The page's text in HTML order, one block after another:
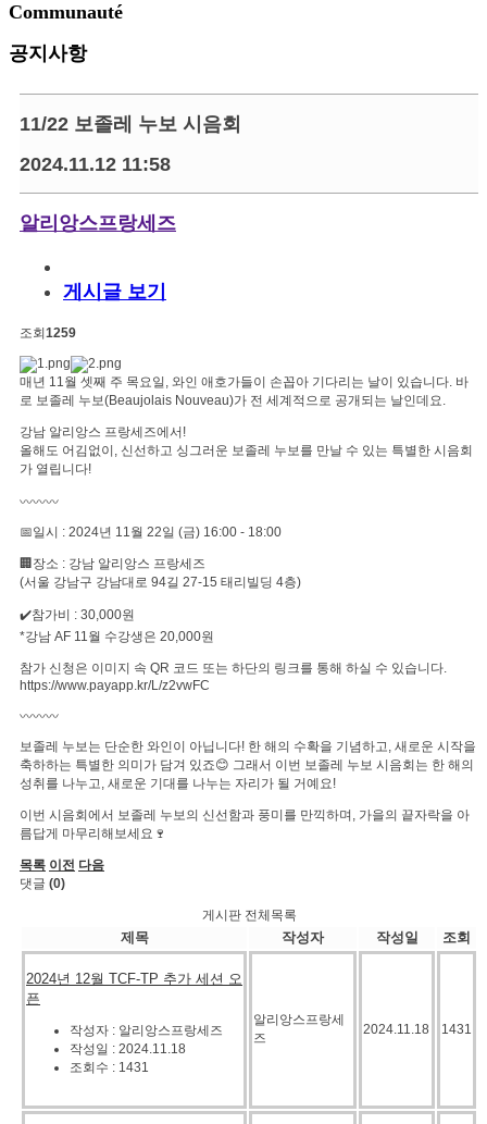
Communauté
공지사항
11/22 보졸레 누보 시음회
2024.11.12 11:58
알리앙스프랑세즈
게시글 보기
조회1259
매년 11월 셋째 주 목요일, 와인 애호가들이 손꼽아 기다리는 날이 있습니다. 바
로 보졸레 누보(Beaujolais Nouveau)가 전 세계적으로 공개되는 날인데요.
강남 알리앙스 프랑세즈에서!
올해도 어김없이, 신선하고 싱그러운 보졸레 누보를 만날 수 있는 특별한 시음회
가 열립니다!
〰️〰️〰️
📅일시 : 2024년 11월 22일 (금) 16:00 - 18:00
🏢장소 : 강남 알리앙스 프랑세즈
(서울 강남구 강남대로 94길 27-15 태리빌딩 4층)
✔️참가비 : 30,000원
*강남 AF 11월 수강생은 20,000원
참가 신청은 이미지 속 QR 코드 또는 하단의 링크를 통해 하실 수 있습니다.
https://www.payapp.kr/L/z2vwFC
〰️〰️〰️
보졸레 누보는 단순한 와인이 아닙니다! 한 해의 수확을 기념하고, 새로운 시작을
축하하는 특별한 의미가 담겨 있죠😊 그래서 이번 보졸레 누보 시음회는 한 해의
성취를 나누고, 새로운 기대를 나누는 자리가 될 거예요!
이번 시음회에서 보졸레 누보의 신선함과 풍미를 만끽하며, 가을의 끝자락을 아
름답게 마무리해보세요🍷
목록 이전 다음
댓글 (0)
게시판 전체목록
제목 작성자 작성일 조회
2024년 12월 TCF-TP 추가 세션 오
픈
작성자 : 알리앙스프랑세즈
작성일 : 2024.11.18
조회수 : 1431
알리앙스프랑세
즈
2024.11.18 1431